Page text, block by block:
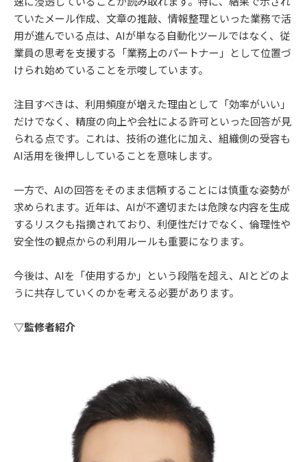
ていたメール作成、文章の推敲、情報整理といった業務で活
用が進んでいる点は、AIが単なる自動化ツールではなく、従
業員の思考を支援する「業務上のパートナー」として位置づ
けられ始めていることを示唆しています。
注目すべきは、利用頻度が増えた理由として「効率がいい」
だけでなく、精度の向上や会社による許可といった回答が見
られる点です。これは、技術の進化に加え、組織側の受容も
AI活用を後押ししていることを意味します。
一方で、AIの回答をそのまま信頼することには慎重な姿勢が
求められます。近年は、AIが不適切または危険な内容を生成
するリスクも指摘されており、利便性だけでなく、倫理性や
安全性の観点からの利用ルールも重要になります。
今後は、AIを「使用するか」という段階を超え、AIとどのよ
うに共存していくのかを考える必要があります。
▽監修者紹介